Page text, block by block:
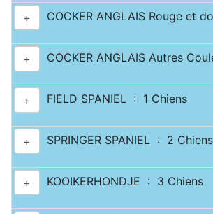
+ COCKER ANGLAIS Rouge et
+ COCKER ANGLAIS Autres
+ FIELD SPANIEL : 1 Chiens
+ SPRINGER SPANIEL : 2 Chiens
+ KOOIKERHONDJE : 3 Chiens